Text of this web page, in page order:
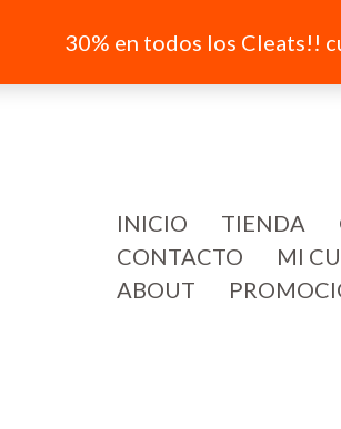
30% en todos los Cleats!!
INICIO
TIENDA
CONTACTO
MI
ABOUT